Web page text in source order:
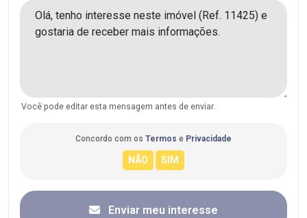
Você pode editar esta mensagem antes de enviar.
Concordo com os Termos e Privacidade
Enviar meu interesse